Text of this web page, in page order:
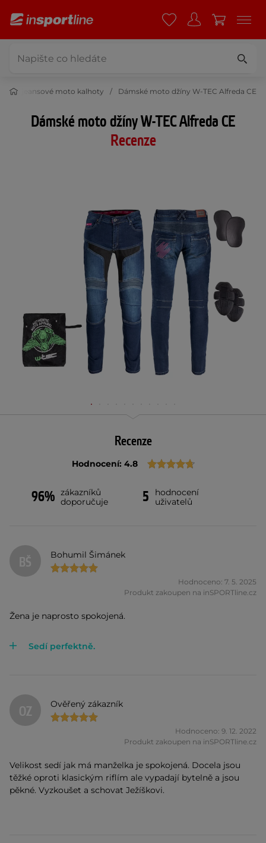
jeansové moto kalhoty Dámské moto džíny W-TEC Alfreda CE
Dámské moto džíny W-TEC Alfreda CE
Recenze
Recenze
Hodnocení: 4.8
96% zákazníků
doporučuje
5
hodnocení
uživatelů
BŠ Bohumil Šimánek
Hodnoceno: 7. 5. 2025
Produkt zakoupen na inSPORTline.cz
Žena je naprosto spokojená.
Sedí perfektně.
OZ Ověřený zákazník
Hodnoceno: 9. 12. 2022
Produkt zakoupen na inSPORTline.cz
Velikost sedí jak má manželka je spokojená. Docela jsou
těžké oproti klasickým riflím ale vypadají bytelně a jsou
pěkné. Vyzkoušet a schovat Ježíškovi.